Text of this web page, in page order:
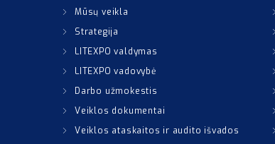
Mūsų veikla
Strategija
LITEXPO valdymas
LITEXPO vadovybė
Darbo užmokestis
Veiklos dokumentai
Veiklos ataskaitos ir audito išvados